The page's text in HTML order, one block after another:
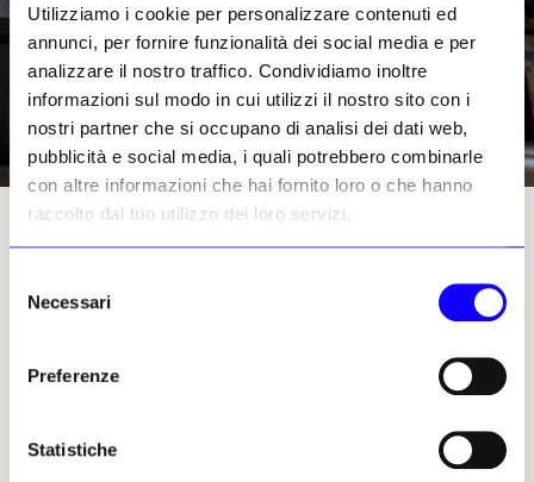
Utilizziamo i cookie per personalizzare contenuti ed
annunci, per fornire funzionalità dei social media e per
analizzare il nostro traffico. Condividiamo inoltre
informazioni sul modo in cui utilizzi il nostro sito con i
nostri partner che si occupano di analisi dei dati web,
pubblicità e social media, i quali potrebbero combinarle
con altre informazioni che hai fornito loro o che hanno
raccolto dal tuo utilizzo dei loro servizi.
delNecessari
Preferenze
Statistiche
Asim Waqif, «Chaal». © Joe Habben
è
«Permanent Address»
frammentato, quasi spettrale, che si staglia
linee segnate da fili bianchi, ricamati con una